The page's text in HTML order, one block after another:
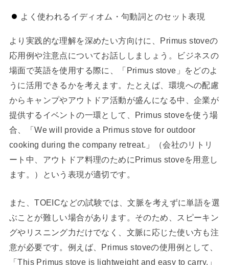
よく使われるイディオム・句動詞とのセット表現
より実践的な理解を深めたい方向けに、Primus stoveの
応用例や注意点についてお話ししましょう。ビジネスの
場面で英語を使用する際に、「Primus stove」をどのよ
うに活用できるかを考えます。たとえば、環境への配慮
からキャンプやアウトドア活動が盛んになる中、企業が
提供するイベントの一環として、Primus stoveを使う場
合、「We will provide a Primus stove for outdoor
cooking during the company retreat.」（会社のリトリ
ート中、アウトドア料理のためにPrimus stoveを用意し
ます。）という表現が適切です。
また、TOEICなどの試験では、文脈を考えずに単語を選
ぶことが難しい場合があります。そのため、スピーキン
グやリスニング力だけでなく、文脈に応じた使い方も注
意が必要です。例えば、Primus stoveの使用例として、
「This Primus stove is lightweight and easy to carry.」